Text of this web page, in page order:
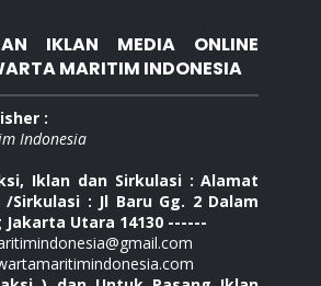
IKLAN MEDIA ONLINE
MARITIM INDONESIA
:
Indonesia
Iklan dan Sirkulasi : Alamat
/Sirkulasi : Jl Baru Gg. 2 Dalam
Jakarta Utara 14130 ------